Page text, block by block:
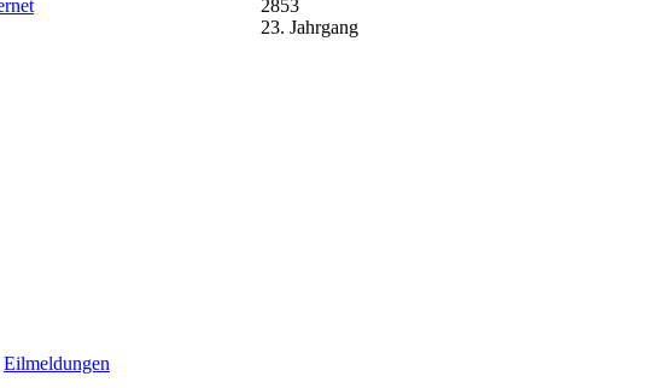
2853
23. Jahrgang
Eilmeldungen